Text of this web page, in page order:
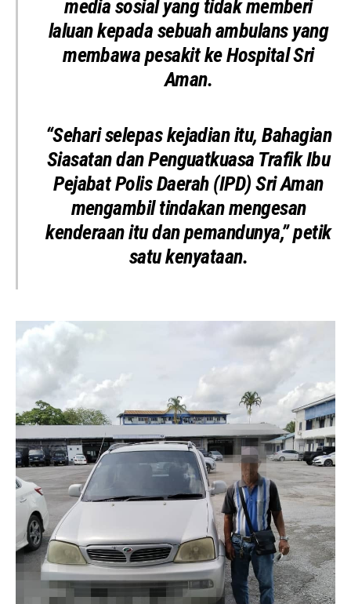
media sosial yang tidak memberi
laluan kepada sebuah ambulans yang
membawa pesakit ke Hospital Sri
Aman.
“Sehari selepas kejadian itu, Bahagian
Siasatan dan Penguatkuasa Trafik Ibu
Pejabat Polis Daerah (IPD) Sri Aman
mengambil tindakan mengesan
kenderaan itu dan pemandunya,” petik
satu kenyataan.